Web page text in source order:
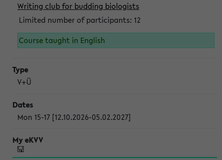
Writing club for budding biologists
Limited number of participants: 12
Course taught in English
V+Ü
Mon 15-17 [12.10.2026-05.02.2027]